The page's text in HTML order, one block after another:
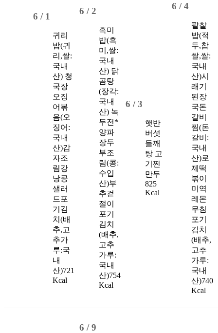
6 / 1
귀리
밥(귀
리,쌀:
국내
산) 청
국장
오징
어볶
음(오
징어:
국내
산)감
자조
림강
낭콩
샐러
드포
기김
치(배
추,고
추가
루:국
내
산)721
Kcal
6 /2
흑미
밥(흑
미,쌀:
국내
산) 닭
곰탕
(장각:
국내
산) 녹
두전*
양파
장두
부조
림(콩:
수입
산)부
추겉
절이
포기
김치
(배추,
고추
가루:
국내
산)754
Kcal
6 /3
햇반
버섯
들깨
탕 고
기찐
만두
825
Kcal
6 /4
팥찰
밥(적
두,찹
쌀,쌀:
국내
산)시
래기
된장
국돈
갈비
찜(돈
갈비:
국내
산)로
제떡
볶이
미역
레몬
무침
포기
김치
(배추,
고추
가루:
국내
산)740
Kcal
6 /9